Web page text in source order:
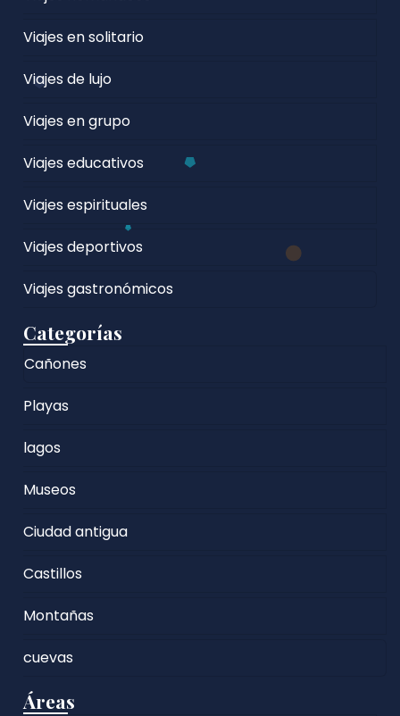
Viajes en solitario
Viajes de lujo
Viajes en grupo
Viajes educativos
Viajes espirituales
Viajes deportivos
Viajes gastronómicos
Categorías
Cañones
Playas
lagos
Museos
Ciudad antigua
Castillos
Montañas
cuevas
Áreas